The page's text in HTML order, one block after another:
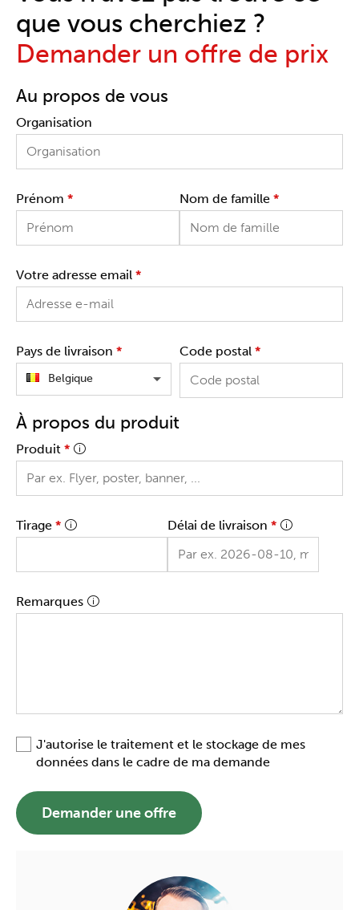
que vous cherchiez ?
Demander un offre de prix
Au propos de vous
Organisation
Prénom * Nom de famille *
Votre adresse email *
Pays de livraison *
Belgique
Code postal *
À propos du produit
Produit *
Tirage * Délai de livraison *
Remarques
J'autorise le traitement et le stockage de mes
données dans le cadre de ma demande
Demander une offre